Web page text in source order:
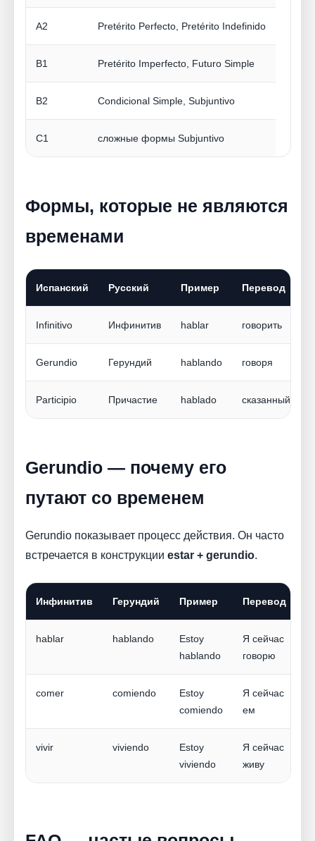
A2 Pretérito Perfecto, Pretérito Indefinido
B1 Pretérito Imperfecto, Futuro Simple
B2 Condicional Simple, Subjuntivo
C1 сложные формы Subjuntivo
Формы, которые не являются
временами
Испанский Русский Пример Перевод
Infinitivo Инфинитив hablar говорить
Gerundio Герундий hablando говоря
Participio Причастие hablado сказанный
Gerundio — почему его
путают со временем
Gerundio показывает процесс действия. Он часто
встречается в конструкции estar + gerundio.
Инфинитив Герундий Пример Перевод
hablar hablando
Estoy
hablando
Я сейчас
говорю
comer comiendo
Estoy
comiendo
Я сейчас
ем
vivir viviendo
Estoy
viviendo
Я сейчас
живу